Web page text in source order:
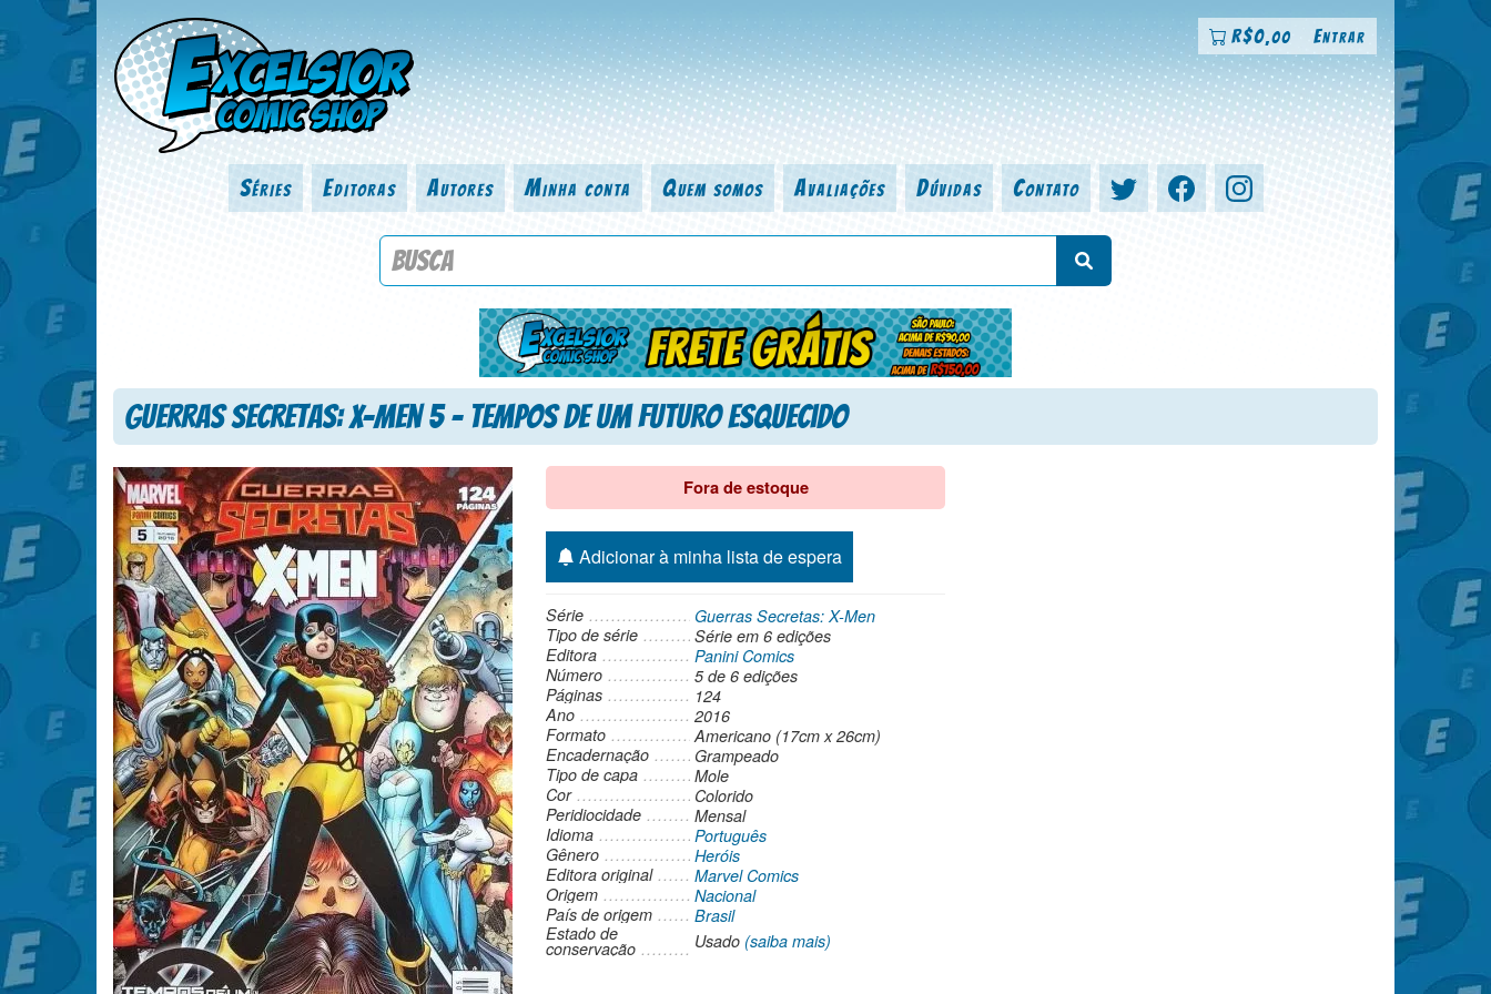
R$0,00 Entrar
Séries Editoras Autores Minha conta Quem somos Avaliações Dúvidas Contato
Procure por título da revista, personagem, série, escritor, desenhista, arte-finalista, colorista
Guerras Secretas: X-Men 5 – Tempos de um Futuro Esquecido
Fora de estoque
Adicionar à minha lista de espera
Série
Guerras Secretas: X-Men
Tipo de série
Série em 6 edições
Editora
Panini Comics
Número
5 de 6 edições
Páginas
124
Ano
2016
Formato
Americano (17cm x 26cm)
Encadernação
Grampeado
Tipo de capa
Mole
Cor
Colorido
Peridiocidade
Mensal
Idioma
Português
Gênero
Heróis
Editora original
Marvel Comics
Origem
Nacional
País de origem
Brasil
Estado de
conservação Usado (saiba mais)